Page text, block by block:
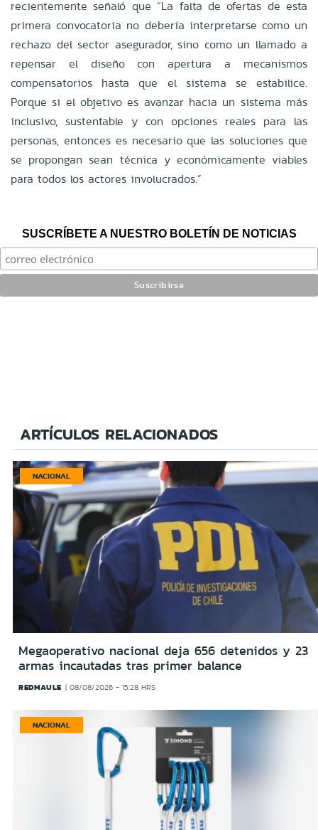
recientemente señaló que “La falta de ofertas de esta
primera convocatoria no debería interpretarse como un
rechazo del sector asegurador, sino como un llamado a
repensar el diseño con apertura a mecanismos
compensatorios hasta que el sistema se estabilice.
Porque si el objetivo es avanzar hacia un sistema más
inclusivo, sustentable y con opciones reales para las
personas, entonces es necesario que las soluciones que
se propongan sean técnica y económicamente viables
para todos los actores involucrados.”
SUSCRÍBETE A NUESTRO BOLETÍN DE NOTICIAS
ARTÍCULOS RELACIONADOS
NACIONAL
Megaoperativo nacional deja 656 detenidos y 23
armas incautadas tras primer balance
REDMAULE 08/08/2026 - 15:28 HRS
NACIONAL